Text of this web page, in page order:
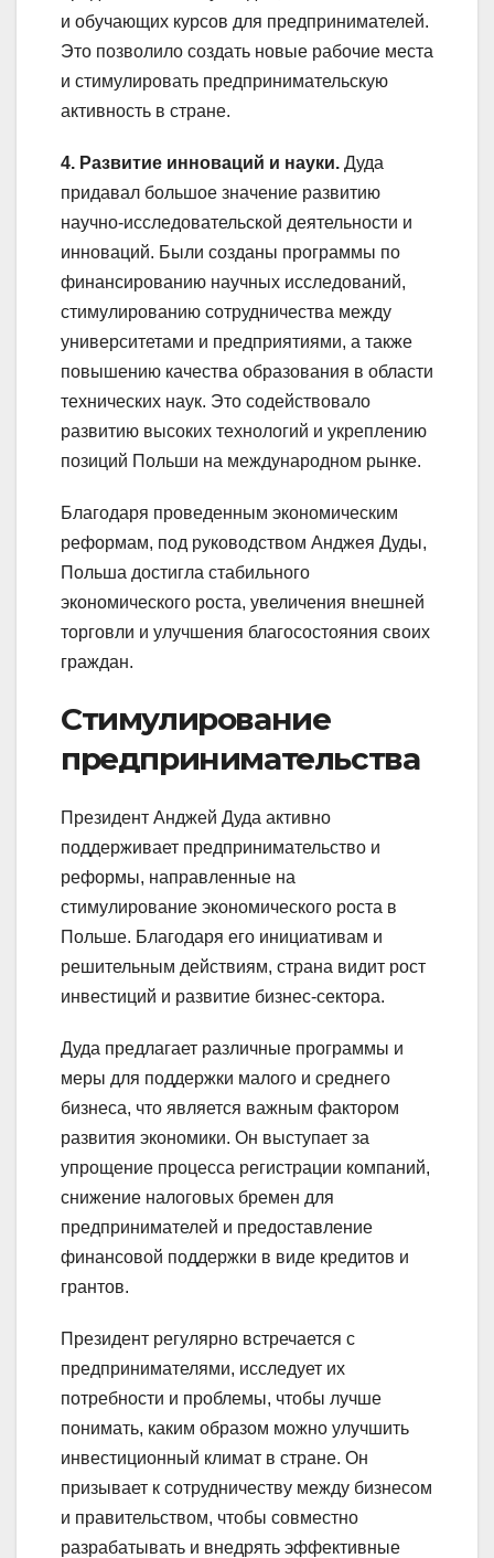
и обучающих курсов для предпринимателей.
Это позволило создать новые рабочие места
и стимулировать предпринимательскую
активность в стране.
4. Развитие инноваций и науки. Дуда
придавал большое значение развитию
научно-исследовательской деятельности и
инноваций. Были созданы программы по
финансированию научных исследований,
стимулированию сотрудничества между
университетами и предприятиями, а также
повышению качества образования в области
технических наук. Это содействовало
развитию высоких технологий и укреплению
позиций Польши на международном рынке.
Благодаря проведенным экономическим
реформам, под руководством Анджея Дуды,
Польша достигла стабильного
экономического роста, увеличения внешней
торговли и улучшения благосостояния своих
граждан.
Стимулирование
предпринимательства
Президент Анджей Дуда активно
поддерживает предпринимательство и
реформы, направленные на
стимулирование экономического роста в
Польше. Благодаря его инициативам и
решительным действиям, страна видит рост
инвестиций и развитие бизнес-сектора.
Дуда предлагает различные программы и
меры для поддержки малого и среднего
бизнеса, что является важным фактором
развития экономики. Он выступает за
упрощение процесса регистрации компаний,
снижение налоговых бремен для
предпринимателей и предоставление
финансовой поддержки в виде кредитов и
грантов.
Президент регулярно встречается с
предпринимателями, исследует их
потребности и проблемы, чтобы лучше
понимать, каким образом можно улучшить
инвестиционный климат в стране. Он
призывает к сотрудничеству между бизнесом
и правительством, чтобы совместно
разрабатывать и внедрять эффективные